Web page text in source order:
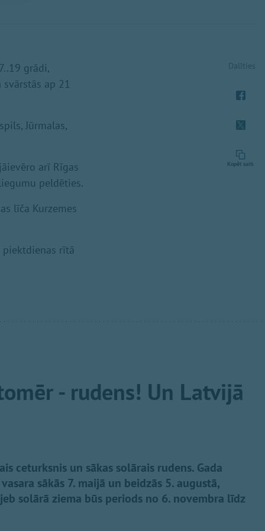
grādi,
ap 21
Jūrmalas,
arī Rīgas
peldēties.
līča Kurzemes
piektdienas rītā
Dalīties
Kopēt saiti
- rudens! Un Latvijā
ceturksnis un sākas solārais rudens. Gada
sākās 7. maijā un beidzās 5. augustā,
solārā ziema būs periods no 6. novembra līdz